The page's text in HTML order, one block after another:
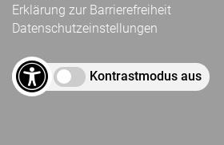
Erklärung zur Barrierefreiheit
Datenschutzeinstellungen
Kontrastmodus aus